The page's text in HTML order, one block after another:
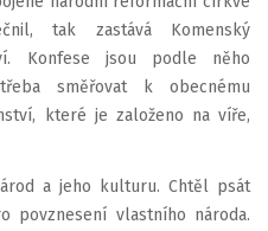
tak zastává Komenský
Konfese jsou podle něho
směřovat k obecnému
které je založeno na víře,
a jeho kulturu. Chtěl psát
povznesení vlastního národa.